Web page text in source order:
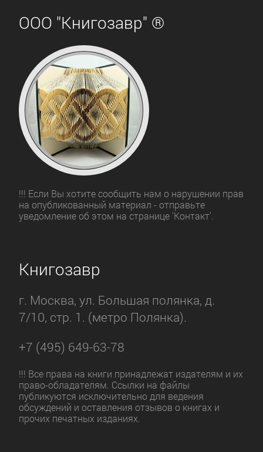
ООО "Книгозавр" ®
!!! Если Вы хотите сообщить нам о нарушении прав
на опубликованный материал - отправьте
уведомление об этом на странице 'Контакт'.
Книгозавр
г. Москва, ул. Большая полянка, д.
7/10, стр. 1. (метро Полянка).
+7 (495) 649-63-78
!!! Все права на книги принадлежат издателям и их
право-обладателям. Ссылки на файлы
публикуются исключительно для ведения
обсуждений и оставления отзывов о книгах и
прочих печатных изданиях.